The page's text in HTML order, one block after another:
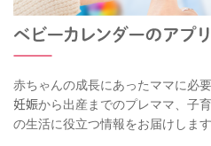
赤ちゃんの成長にあったママに必
妊娠から出産までのプレママ、子
の生活に役立つ情報をお届けします